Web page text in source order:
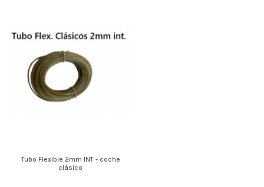
Tubo Flexible 2mm INT - coche
clásico